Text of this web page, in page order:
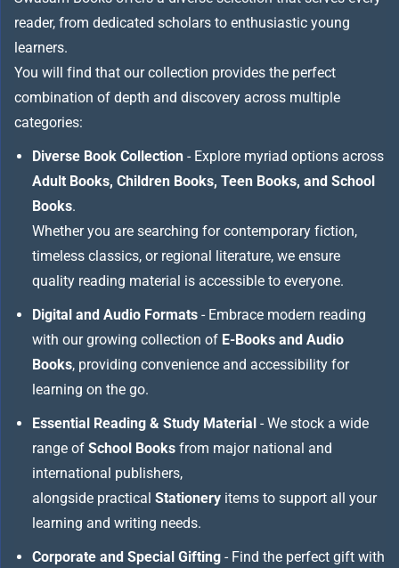
reader, from dedicated scholars to enthusiastic young
learners.
You will find that our collection provides the perfect
combination of depth and discovery across multiple
categories:
Diverse Book Collection - Explore myriad options across
Adult Books, Children Books, Teen Books, and School
Books.
Whether you are searching for contemporary fiction,
timeless classics, or regional literature, we ensure
quality reading material is accessible to everyone.
Digital and Audio Formats - Embrace modern reading
with our growing collection of E-Books and Audio
Books, providing convenience and accessibility for
learning on the go.
Essential Reading & Study Material - We stock a wide
range of School Books from major national and
international publishers,
alongside practical Stationery items to support all your
learning and writing needs.
Corporate and Special Gifting - Find the perfect gift with